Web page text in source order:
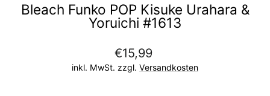
Bleach Funko POP Kisuke Urahara &
Yoruichi #1613
Normaler
Preis
€15,99
inkl. MwSt. zzgl. Versandkosten